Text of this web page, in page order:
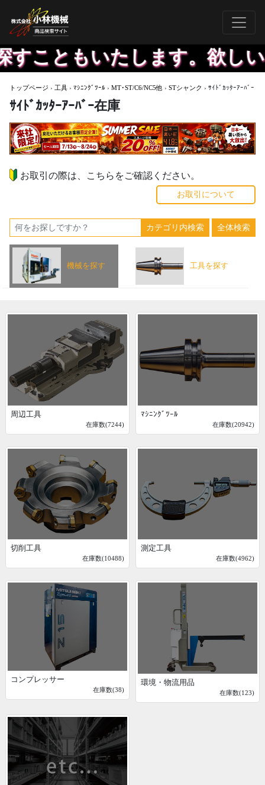
いたします。欲しいもの
トップページ › 工具 › ﾏｼﾆﾝｸﾞﾂｰﾙ › MT･ST/C6/NC5他 › STシャンク › ｻｲﾄﾞｶｯﾀｰｱｰﾊﾞｰ
ｻｲﾄﾞｶｯﾀｰｱｰﾊﾞｰ在庫
お取引の際は、こちらをご確認ください。
お取引について
機械を探す 工具を探す
周辺工具
在庫数(7244)
ﾏｼﾆﾝｸﾞﾂｰﾙ
在庫数(20942)
切削工具
在庫数(10488)
測定工具
在庫数(4962)
コンプレッサー
在庫数(38)
環境・物流用品
在庫数(123)